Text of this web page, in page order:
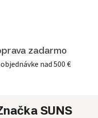
zadarmo
nad 500 €
SUNS